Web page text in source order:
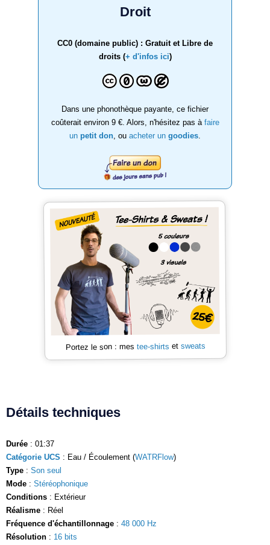
Droit
CC0 (domaine public) : Gratuit et Libre de
droits (+ d'infos ici)
Dans une phonothèque payante, ce fichier
coûterait environ 9 €. Alors, n'hésitez pas à faire
un petit don , ou acheter un goodies
Portez le son : mes tee-shirts et sweats
Détails techniques
Durée : 01:37
Catégorie UCS : Eau / Écoulement (WATRFlow)
Type : Son seul
Mode : Stéréophonique
Conditions : Extérieur
Réalisme : Réel
Fréquence d'échantillonnage : 48 000 Hz
Résolution : 16 bits